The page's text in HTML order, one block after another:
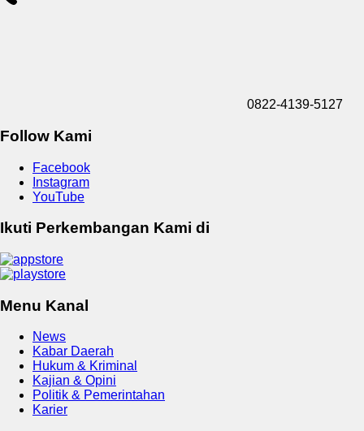
0822-4139-5127
Follow Kami
Facebook
Instagram
YouTube
Ikuti Perkembangan Kami di
Menu Kanal
News
Kabar Daerah
Hukum & Kriminal
Kajian & Opini
Politik & Pemerintahan
Karier